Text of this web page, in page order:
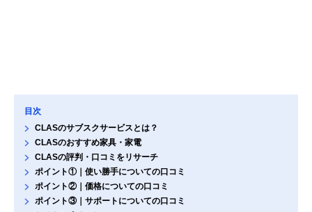
目次
CLASのサブスクサービスとは？
CLASのおすすめ家具・家電
CLASの評判・口コミをリサーチ
ポイント①｜使い勝手についての口コミ
ポイント②｜価格についての口コミ
ポイント③｜サポートについての口コミ